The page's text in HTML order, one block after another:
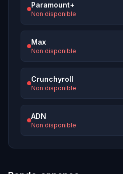
Paramount+
Non disponible
Max
Non disponible
Crunchyroll
Non disponible
ADN
Non disponible